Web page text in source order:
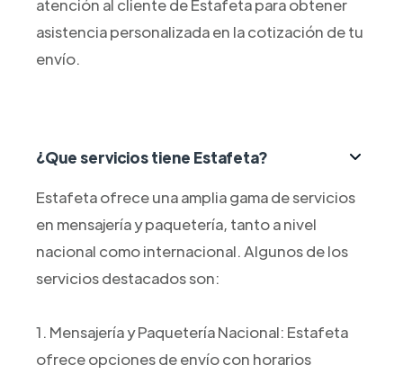
atención al cliente de Estafeta para obtener
asistencia personalizada en la cotización de tu
envío.
¿Que servicios tiene Estafeta?
Estafeta ofrece una amplia gama de servicios
en mensajería y paquetería, tanto a nivel
nacional como internacional. Algunos de los
servicios destacados son:
1. Mensajería y Paquetería Nacional: Estafeta
ofrece opciones de envío con horarios